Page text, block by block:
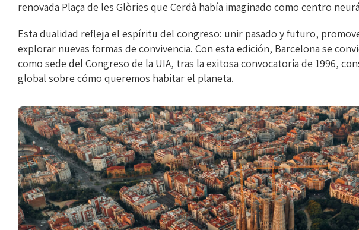
renovada Plaça de les Glòries que Cerdà había imaginado como centro
Esta dualidad refleja el espíritu del congreso: unir pasado y futuro,
explorar nuevas formas de convivencia. Con esta edición, Barcelona se
como sede del Congreso de la UIA, tras la exitosa convocatoria de 1996,
global sobre cómo queremos habitar el planeta.